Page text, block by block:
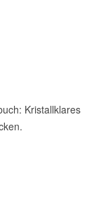
Kristallklares